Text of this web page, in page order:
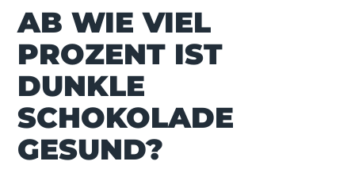
AB WIE VIEL
PROZENT IST
DUNKLE
SCHOKOLADE
GESUND?